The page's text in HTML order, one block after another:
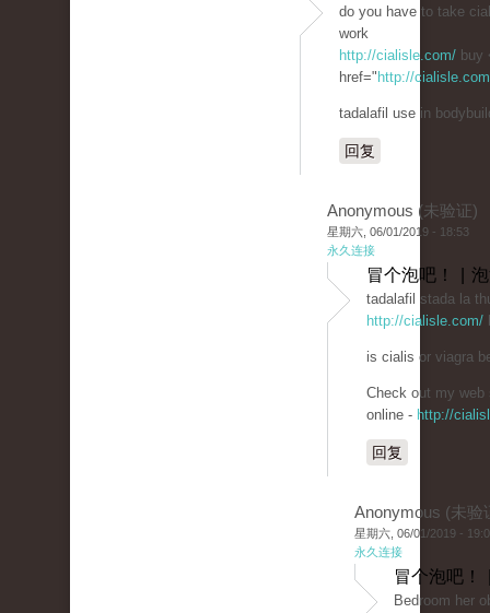
do you have to take
work
http://cialisle.com/ buy
href=" http://
tadalafil use in
回复
Anonymous (未验证)
星期六, 06/01/2019 - 18:53
永久连接
冒个泡吧！ |
tadalafil stada la
http://cialisle.com/
is cialis or viagra
Check out my web
online - http://
回复
Anonymous (未验
星期六, 06/01/2019 -
永久连接
冒个泡吧！
Bedroom her